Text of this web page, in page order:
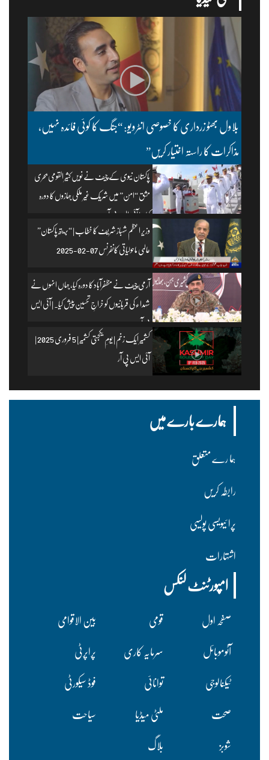
بلاول بھٹو زرداری کا خصوصی انٹرویو: “جنگ کا کوئی فائدہ نہیں،
مذاکرات کا راستہ اختیار کریں”
پاکستان نیوی کے چیف نے نویں کثیر القومی بحری
مشق “امن” میں شریک غیر ملکی جہازوں کا دورہ
کیا۔ | آئی ایس پی آر
وزیرِ اعظم شہباز شریف کا خطاب | “بریتھ پاکستان”
عالمی ماحولیاتی کانفرنس 07-02-2025
آرمی چیف نے مظفرآباد کا دورہ کیا، جہاں انہوں نے
شہداء کی قربانیوں کو خراجِ تحسین پیش کیا۔ | آئی ایس
پی آر
کشمیر ایک زخم | یومِ یکجہتی کشمیر | 5 فروری 2025 |
آئی ایس پی آر
ہمارے بارے میں
ہما رے متعلق
رابطہ کریں
پرا ئیویسی پولسیی
اشتہارات
امپورٹنٹ لنکس
صفحہ اول قومی
بین الاقوامی
آٹوموبائل
سرمایہ کاری
پراپرٹی
ٹیکنالوجی
توانائی
فوڈ سیکورٹی
صحت
ملٹی میڈیا
سیاحت
شوبز
بلاگ